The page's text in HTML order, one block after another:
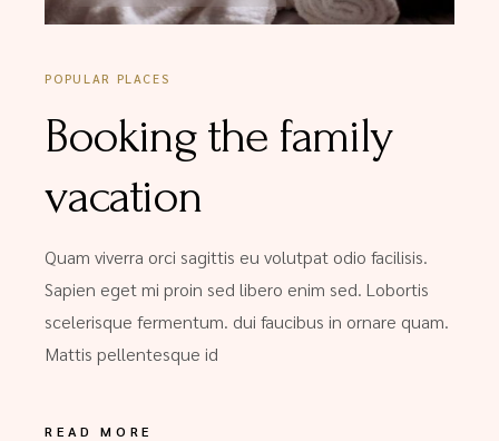
POPULAR PLACES
Booking the family
vacation
Quam viverra orci sagittis eu volutpat odio facilisis.
Sapien eget mi proin sed libero enim sed. Lobortis
scelerisque fermentum. dui faucibus in ornare quam.
Mattis pellentesque id
READ MORE